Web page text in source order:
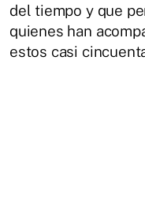
del tiempo y que
quienes han
estos casi